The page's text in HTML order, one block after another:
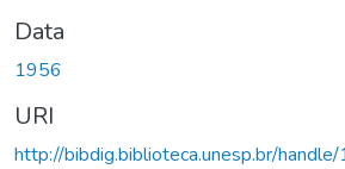
Data
1956
URI
http://bibdig.biblioteca.unesp.br/